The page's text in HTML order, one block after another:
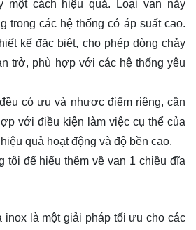
một cách hiệu quả. Loại van này
trong các hệ thống có áp suất cao.
kế đặc biệt, cho phép dòng chảy
trở, phù hợp với các hệ thống yêu
có ưu và nhược điểm riêng, cần
với điều kiện làm việc cụ thể của
quả hoạt động và độ bền cao.
tôi để hiểu thêm về van 1 chiều đĩa
là một giải pháp tối ưu cho các